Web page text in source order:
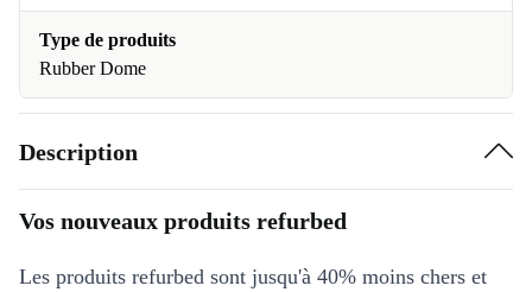
Type de produits
Rubber Dome
Description
Vos nouveaux produits refurbed
Les produits refurbed sont jusqu'à 40% moins chers et